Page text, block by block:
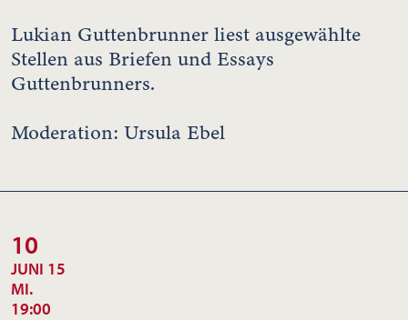
Lukian Guttenbrunner liest ausgewählte
Stellen aus Briefen und Essays
Guttenbrunners.
Moderation: Ursula Ebel
10
JUNI 15
MI.
19:00